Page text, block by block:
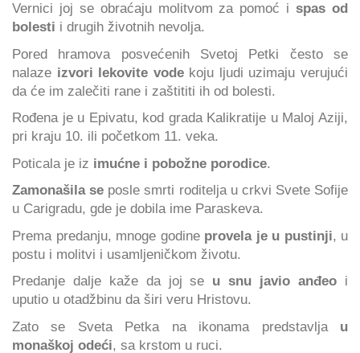
Vernici joj se obraćaju molitvom za pomoć ispas od
bolesti i drugih životnih nevolja.
Pored hramova posvećenih Svetoj Petki često se
nalaze izvori lekovite vodekoju ljudi uzimaju verujući
da će im zalečiti rane i zaštititi ih od bolesti.
Rođena je u Epivatu, kod grada Kalikratije u Maloj Aziji,
pri kraju 10. ili početkom 11. veka.
Poticala je iz imućne i pobožne porodice.
Zamonašila se posle smrti roditelja u crkvi Svete Sofije
u Carigradu, gde je dobila ime Paraskeva.
Prema predanju, mnoge godine provela je u pustinji, u
postu i molitvi i usamljeničkom životu.
Predanje dalje kaže da joj se u snu javio anđeo i
uputio u otadžbinu da širi veru Hristovu.
Zato se Sveta Petka na ikonama predstavljau
monaškoj odeći, sa krstom u ruci.